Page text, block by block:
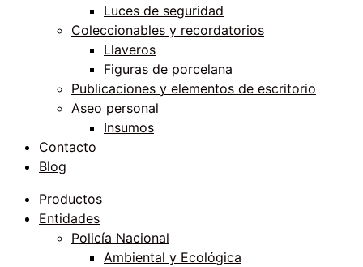
Luces de seguridad
Coleccionables y recordatorios
Llaveros
Figuras de porcelana
Publicaciones y elementos de escritorio
Aseo personal
Insumos
Contacto
Blog
Productos
Entidades
Policía Nacional
Ambiental y Ecológica